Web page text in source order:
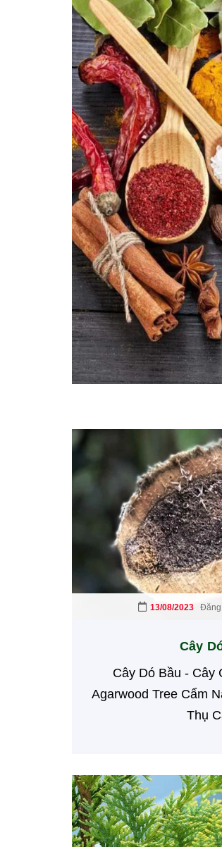
13/08/2023
Cây
Cây Dó Bầu - Cây
Agarwood Tree Cẩm
Thụ